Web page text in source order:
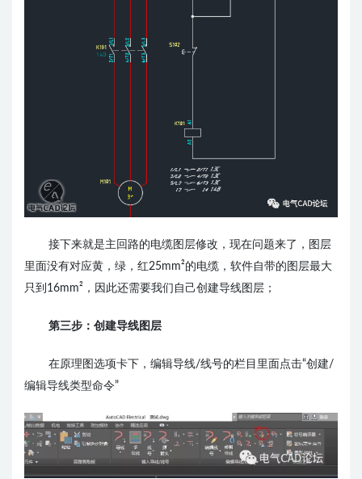
接下来就是主回路的电缆图层修改，现在问题来了，图层
里面没有对应黄，绿，红25mm²的电缆，软件自带的图层最大
只到16mm²，因此还需要我们自己创建导线图层；
第三步：创建导线图层
在原理图选项卡下，编辑导线/线号的栏目里面点击“创建/
编辑导线类型命令”